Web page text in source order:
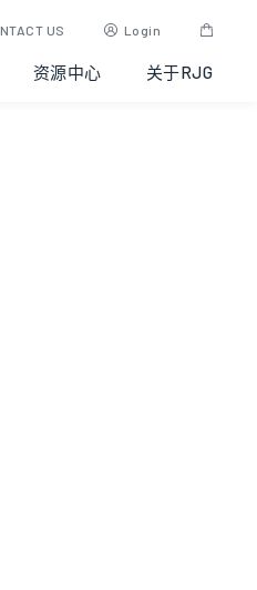
US Login
资源中心 关于RJG